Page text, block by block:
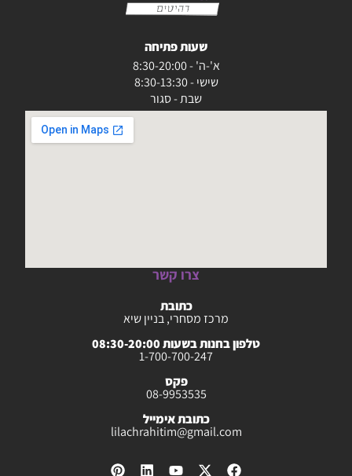
שעות פתיחה
א'-ה' - 8:30-20:00
שישי - 8:30-13:30
שבת - סגור
צרו קשר
כתובת
מרכז מסחרי, בניין שיא
טלפון בחנות בשעות 08:30-20:00
1-700-700-247
פקס
08-9953535
כתובת אימייל
lilachrahitim@gmail.com